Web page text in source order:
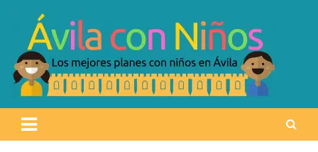
content
Ávila con niños